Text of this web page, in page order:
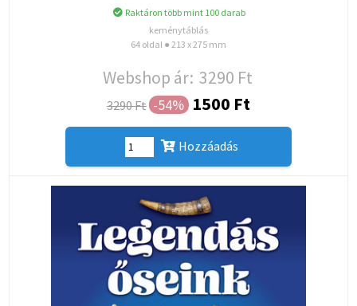
Raktáron több mint 100 darab
keménytáblás
64 oldal ● 213 x 275 mm
Webshop ár: 3290 Ft
3290 Ft -54% 1500 Ft
Hozzáadás